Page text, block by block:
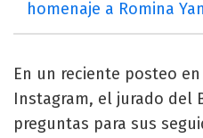
homenaje a Romina Yan
En un reciente posteo
Instagram, el jurado del
preguntas para sus